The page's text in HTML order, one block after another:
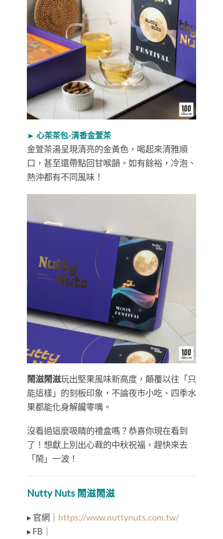
► 心茶茶包-清香金萱茶
金萱茶湯呈現清亮的金黃色，喝起來清雅順
口，甚至還帶點回甘喉韻。如有餘裕，冷泡、
熱沖都有不同風味！
鬧滋鬧滋玩出堅果風味新高度，顛覆以往「只
能這樣」的刻板印象，不論夜市小吃、四季水
果都能化身解饞零嘴。
沒看過這麼吸睛的禮盒嗎？恭喜你現在看到
了！想獻上別出心裁的中秋祝福，趕快來去
「鬧」一波！
Nutty Nuts 鬧滋鬧滋
▸ 官網｜ https://www.nuttynuts.com.tw/
▸ FB｜